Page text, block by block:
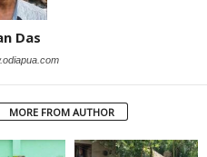
Das
MORE FROM AUTHOR